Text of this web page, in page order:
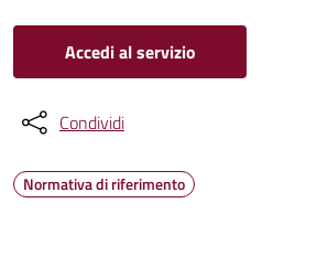
Accedi al servizio
Condividi
Normativa di riferimento